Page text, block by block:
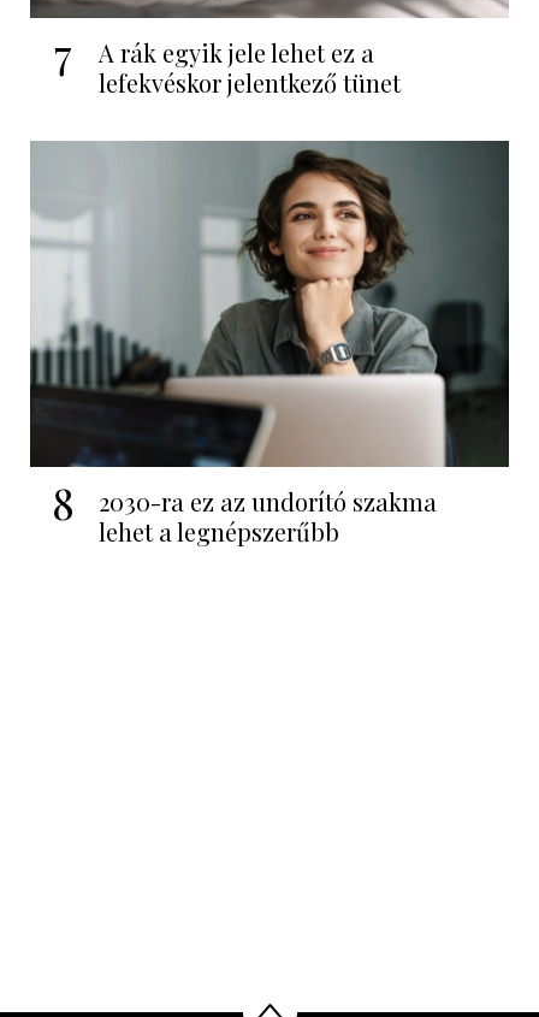
7
A rák egyik jele lehet ez a
lefekvéskor jelentkező tünet
8
2030-ra ez az undorító szakma
lehet a legnépszerűbb